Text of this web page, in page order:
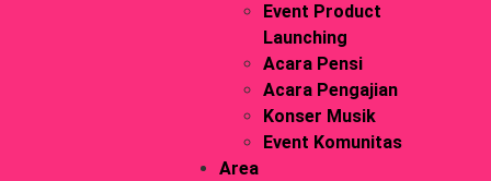
Event Product
Launching
Acara Pensi
Acara Pengajian
Konser Musik
Event Komunitas
Area